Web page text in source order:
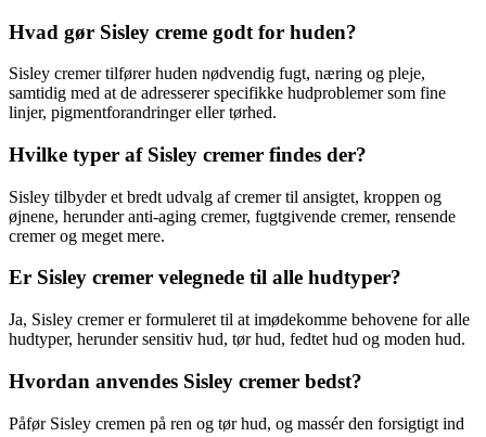
Hvad gør Sisley creme godt for huden?
Sisley cremer tilfører huden nødvendig fugt, næring og pleje,
samtidig med at de adresserer specifikke hudproblemer som fine
linjer, pigmentforandringer eller tørhed.
Hvilke typer af Sisley cremer findes der?
Sisley tilbyder et bredt udvalg af cremer til ansigtet, kroppen og
øjnene, herunder anti-aging cremer, fugtgivende cremer, rensende
cremer og meget mere.
Er Sisley cremer velegnede til alle hudtyper?
Ja, Sisley cremer er formuleret til at imødekomme behovene for alle
hudtyper, herunder sensitiv hud, tør hud, fedtet hud og moden hud.
Hvordan anvendes Sisley cremer bedst?
Påfør Sisley cremen på ren og tør hud, og massér den forsigtigt ind